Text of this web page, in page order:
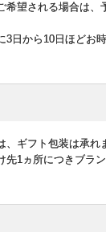
望される場合は、
3日から10日ほどお
、ギフト包装は承れ
先1ヵ所につきブラ